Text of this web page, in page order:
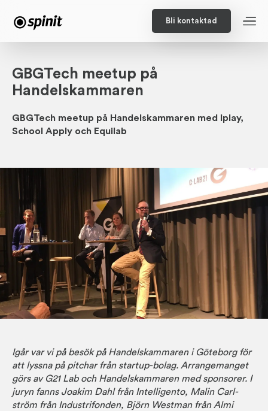
Bli kontaktad
GBGTech meetup på
Handelskammaren
GBGTech meetup på Handelskammaren med Iplay,
School Apply och Equilab
Igår var vi på besök på Handels­kammaren i Göteborg för
att lyssna på pitchar från startup-bolag. Arrange­manget
görs av G21 Lab och Handels­kammaren med spons­orer. I
juryn fanns Joakim Dahl från Intel­ligento, Malin Carl­
ström från Industri­fonden, Björn West­man från Almi